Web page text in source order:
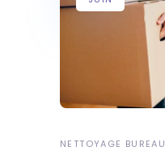
NETTOYAGE BUREAU